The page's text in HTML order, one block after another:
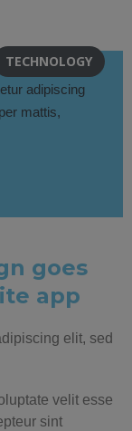
TECHNOLOGY
adipiscing
mattis,
goes
app
elit, sed
velit esse
sint